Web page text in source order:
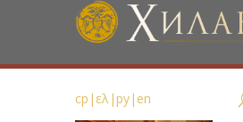
ср | ελ|ру| en